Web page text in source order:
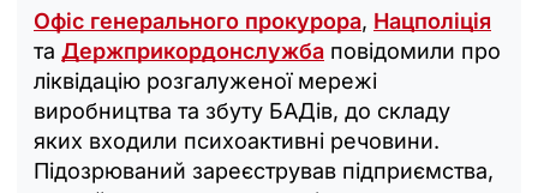
Офіс генерального прокурора, Нацполіція
та Держприкордонслужба повідомили про
ліквідацію розгалуженої мережі
виробництва та збуту БАДів, до складу
яких входили психоактивні речовини.
Підозрюваний зареєстрував підприємства,